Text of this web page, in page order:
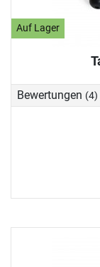
Auf Lager
Bewertungen (4)